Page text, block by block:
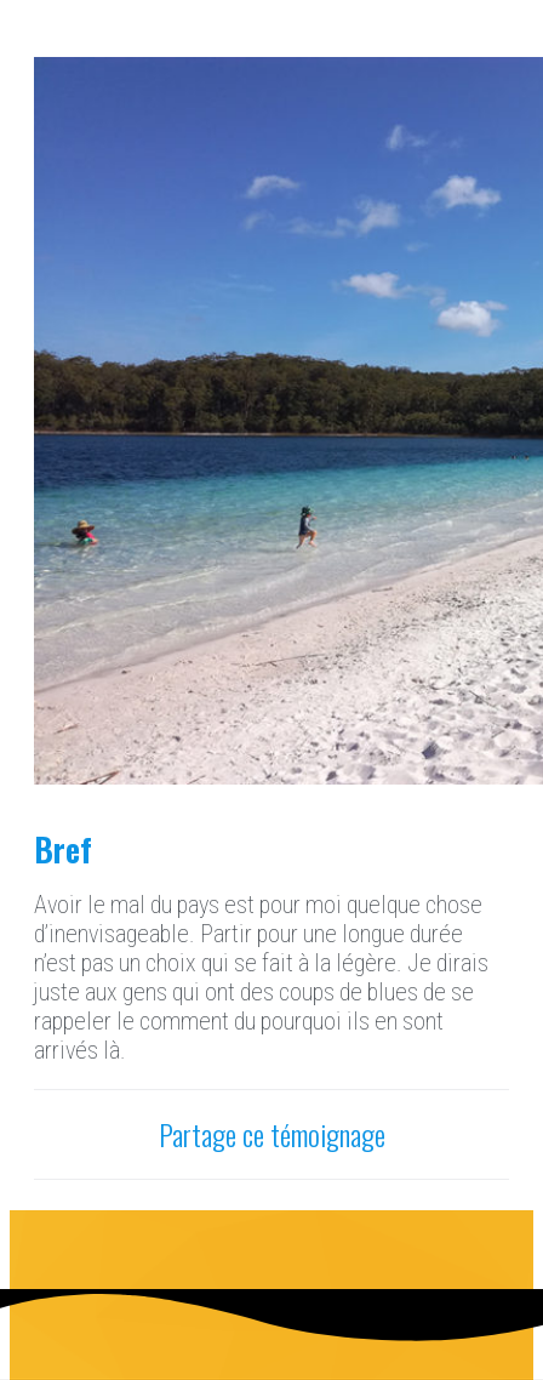
Bref
Avoir le mal du pays est pour moi quelque chose
d’inenvisageable. Partir pour une longue durée
n’est pas un choix qui se fait à la légère. Je dirais
juste aux gens qui ont des coups de blues de se
rappeler le comment du pourquoi ils en sont
arrivés là.
Partage ce témoignage